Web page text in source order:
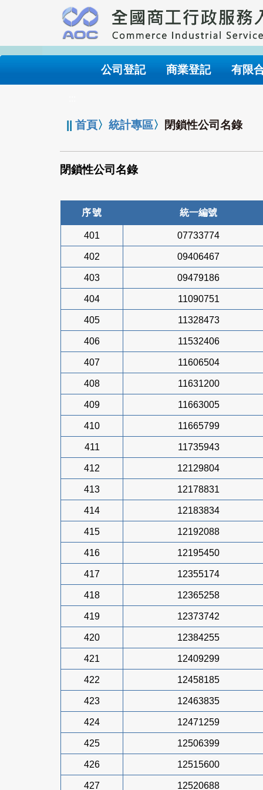
要
內
公司登記 商業登記 有限
||首頁〉統計專區〉 閉鎖性公司名錄
閉鎖性公司名錄
序號 統一編號
401 07733774
402 09406467
403 09479186
404 11090751
405 11328473
406 11532406
407 11606504
408 11631200
409 11663005
410 11665799
411 11735943
412 12129804
413 12178831
414 12183834
415 12192088
416 12195450
417 12355174
418 12365258
419 12373742
420 12384255
421 12409299
422 12458185
423 12463835
424 12471259
425 12506399
426 12515600
427 12520688